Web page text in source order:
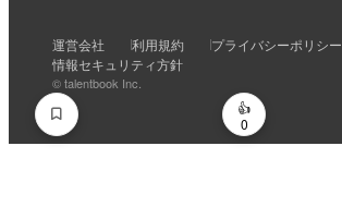
0
0 0 0 0 0
運営会社 利用規約
プライバシーポリシー
情報セキュリティ方針
© talentbook Inc.